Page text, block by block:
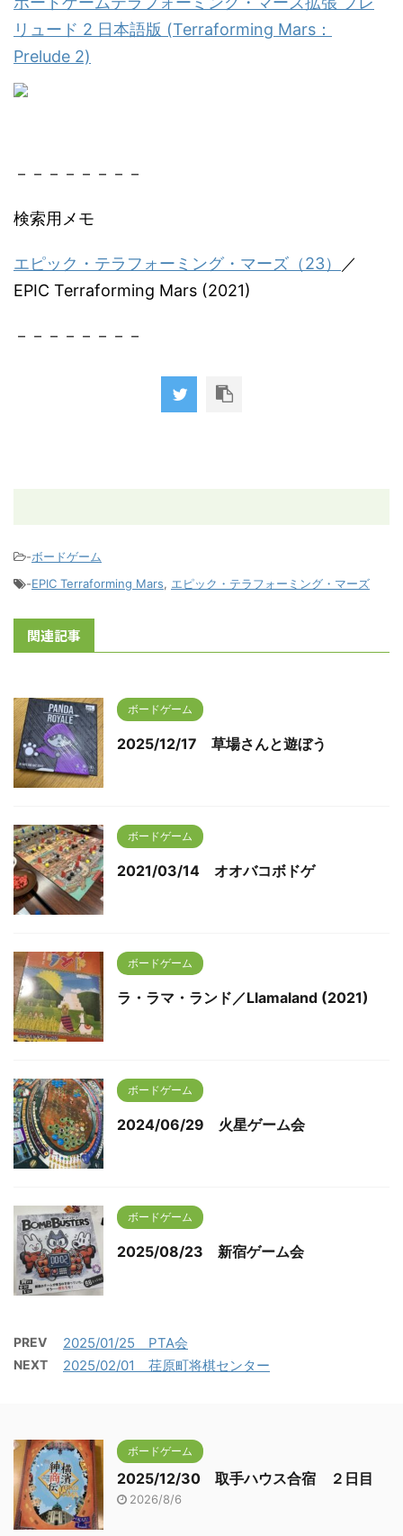
リュード 2 日本語版 (Terraforming Mars：
Prelude 2)
－－－－－－－－
検索用メモ
エピック・テラフォーミング・マーズ（23）
／
EPIC Terraforming Mars (2021)
－－－－－－－－
-ボードゲーム
-EPIC Terraforming Mars, エピック・テラフォーミング・マーズ
関連記事
ボードゲーム
2025/12/17 草場さんと遊ぼう
ボードゲーム
2021/03/14 オオバコボドゲ
ボードゲーム
ラ・ラマ・ランド／Llamaland (2021)
ボードゲーム
2024/06/29 火星ゲーム会
ボードゲーム
2025/08/23 新宿ゲーム会
PREV 2025/01/25 PTA会
NEXT 2025/02/01 荏原町将棋センター
ボードゲーム
2025/12/30 取手ハウス合宿 ２日目
2026/8/6